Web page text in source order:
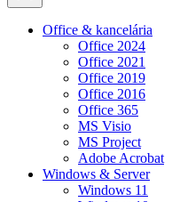
Office & kancelária
Office 2024
Office 2021
Office 2019
Office 2016
Office 365
MS Visio
MS Project
Adobe Acrobat
Windows & Server
Windows 11